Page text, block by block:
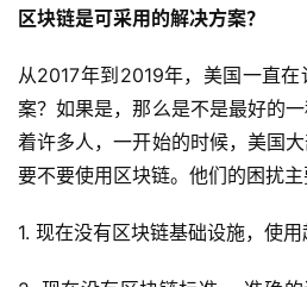
区块链是可采用的解决方案？
从2017年到2019年，美国一直
案？如果是，那么是不是最好的
着许多人，一开始的时候，美国
要不要使用区块链。他们的困扰主
1. 现在没有区块链基础设施，使用